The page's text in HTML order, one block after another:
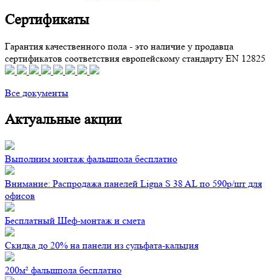
Сертификаты
Гарантия качественного пола - это наличие у продавца
сертификатов соответствия европейскому стандарту EN 12825
Все документы
Актуальные акции
Выполним монтаж фальшпола бесплатно
Внимание: Распродажа панелей Ligna S 38 AL по 590р/шт для
офисов
Бесплатный Шеф-монтаж и смета
Скидка до 20% на панели из сульфата-кальция
200м² фальшпола бесплатно